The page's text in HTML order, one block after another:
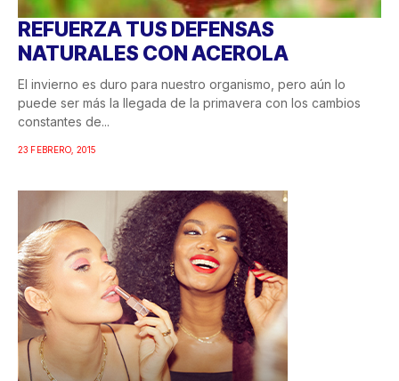
REFUERZA TUS DEFENSAS
NATURALES CON ACEROLA
El invierno es duro para nuestro organismo, pero aún lo
puede ser más la llegada de la primavera con los cambios
constantes de...
23 FEBRERO, 2015